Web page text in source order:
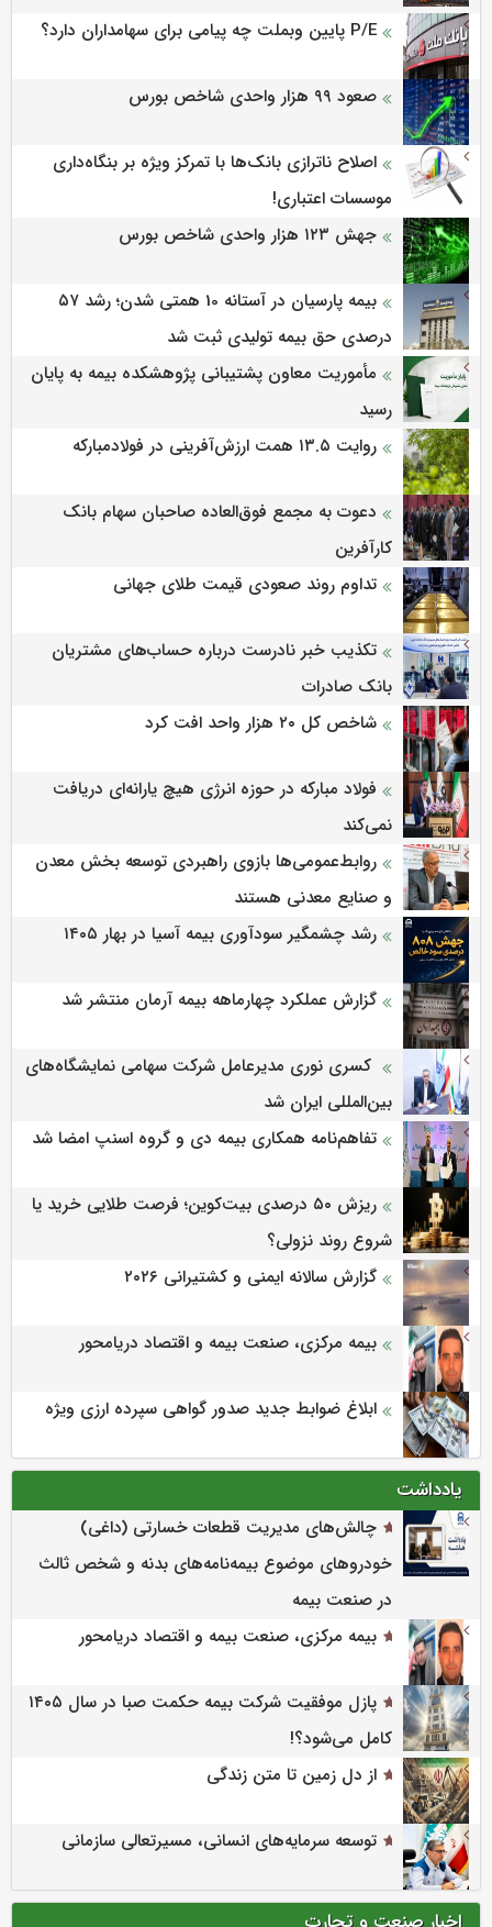
P/E پایین وبملت چه پیامی برای سهامداران دارد؟
صعود ۹۹ هزار واحدی شاخص بورس
اصلاح ناترازی بانک‌ها با تمرکز ویژه بر بنگاه‌داری
موسسات اعتباری!
جهش ۱۲۳ هزار واحدی شاخص بورس
بیمه پارسیان در آستانه 10 همتی شدن؛ رشد ۵۷
درصدی حق بیمه تولیدی ثبت شد
مأموریت معاون پشتیبانی پژوهشكده بیمه به پایان
رسید
روایت ۱۳.۵ همت ارزش‌آفرینی در فولادمبارکه
دعوت به مجمع فوق‌العاده صاحبان سهام بانک
کارآفرین
تداوم روند صعودی قیمت طلای جهانی
تکذیب خبر نادرست درباره حساب‌های مشتریان
بانک صادرات
شاخص کل ۲۰ هزار واحد افت کرد
فولاد مبارکه در حوزه انرژی هیچ یارانه‌ای دریافت
نمی‌کند
روابط‌‌عمومی‌ها بازوی راهبردی توسعه بخش معدن
و صنایع معدنی هستند
رشد چشمگیر سودآوری بیمه آسیا در بهار ۱۴۰۵
گزارش عملکرد چهارماهه بیمه آرمان منتشر شد
کسری نوری مدیرعامل شرکت سهامی نمایشگاه‌های
بین‌المللی ایران شد
تفاهم‌نامه همکاری بیمه دی و گروه اسنپ امضا شد
ریزش ۵۰ درصدی بیت‌کوین؛ فرصت طلایی خرید یا
شروع روند نزولی؟
گزارش سالانه ایمنی و كشتیرانی ۲۰۲۶
بیمه مرکزی، صنعت بیمه و اقتصاد دریامحور
ابلاغ ضوابط جدید صدور گواهی سپرده ارزی ویژه
یادداشت
چالش‌های مدیریت قطعات خسارتی (داغی)
خودروهای موضوع بیمه‌نامه‌های بدنه و شخص ثالث
در صنعت بیمه
بیمه مرکزی، صنعت بیمه و اقتصاد دریامحور
پازل موفقیت شرکت بیمه حکمت صبا در سال ۱۴۰۵
کامل می‌شود؟!
از دل زمین تا متن زندگی
توسعه سرمایه‌های انسانی، مسیرتعالی سازمانی